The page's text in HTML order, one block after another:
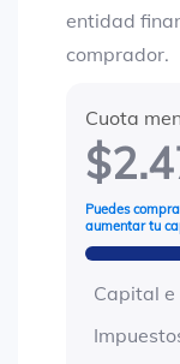
entidad
comprador.
Cuota
Puedes
aumentar tu
Capital e